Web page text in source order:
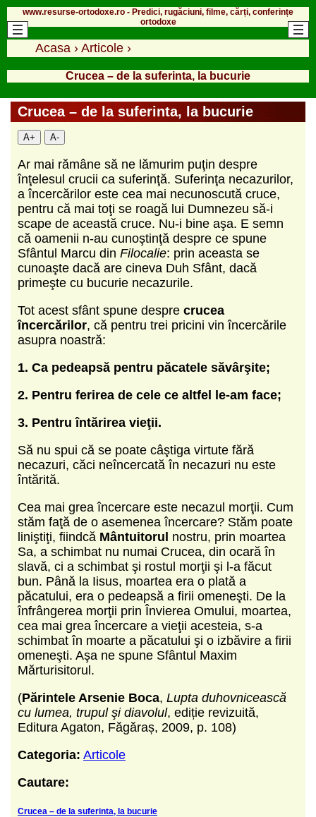
www.resurse-ortodoxe.ro - Predici, rugăciuni, filme, cărți, conferințe
ortodoxe
Acasa › Articole ›
Crucea – de la suferinta, la bucurie
Crucea – de la suferinta, la bucurie
A+ A-
Ar mai rămâne să ne lămurim puţin despre
înţelesul crucii ca suferinţă. Suferinţa necazurilor,
a încercărilor este cea mai necunoscută cruce,
pentru că mai toţi se roagă lui Dumnezeu să-i
scape de această cruce. Nu-i bine aşa. E semn
că oamenii n-au cunoştinţă despre ce spune
Sfântul Marcu din Filocalie: prin aceasta se
cunoaşte dacă are cineva Duh Sfânt, dacă
primeşte cu bucurie necazurile.
Tot acest sfânt spune despre crucea
încercărilor, că pentru trei pricini vin încercările
asupra noastră:
1. Ca pedeapsă pentru păcatele săvârşite;
2. Pentru ferirea de cele ce altfel le-am face;
3. Pentru întărirea vieţii.
Să nu spui că se poate câştiga virtute fără
necazuri, căci neîncercată în necazuri nu este
întărită.
Cea mai grea încercare este necazul morţii. Cum
stăm faţă de o asemenea încercare? Stăm poate
liniştiţi, fiindcă Mântuitorul nostru, prin moartea
Sa, a schimbat nu numai Crucea, din ocară în
slavă, ci a schimbat şi rostul morţii şi l-a făcut
bun. Până la Iisus, moartea era o plată a
păcatului, era o pedeapsă a firii omeneşti. De la
înfrângerea morţii prin Învierea Omului, moartea,
cea mai grea încercare a vieţii acesteia, s-a
schimbat în moarte a păcatului şi o izbăvire a firii
omeneşti. Aşa ne spune Sfântul Maxim
Mărturisitorul.
(Părintele Arsenie Boca, Lupta duhovnicească
cu lumea, trupul şi diavolul, ediție revizuită,
Editura Agaton, Făgăraș, 2009, p. 108)
Categoria: Articole
Cautare:
Crucea – de la suferinta, la bucurie